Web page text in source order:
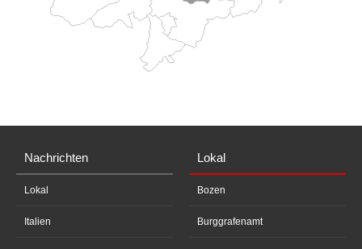
Nachrichten
Lokal
Italien
Lokal
Bozen
Burggrafenamt